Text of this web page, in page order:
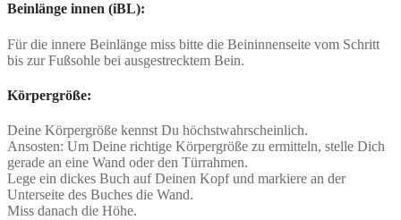
Beinlänge innen (iBL):
Für die innere Beinlänge miss bitte die Beininnenseite vom Schritt
bis zur Fußsohle bei ausgestrecktem Bein.
Körpergröße:
Deine Körpergröße kennst Du höchstwahrscheinlich.
Ansosten: Um Deine richtige Körpergröße zu ermitteln, stelle Dich
gerade an eine Wand oder den Türrahmen.
Lege ein dickes Buch auf Deinen Kopf und markiere an der
Unterseite des Buches die Wand.
Miss danach die Höhe.